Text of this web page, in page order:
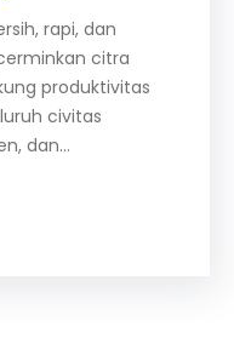
rapi, dan
citra
produktivitas
civitas
dan…